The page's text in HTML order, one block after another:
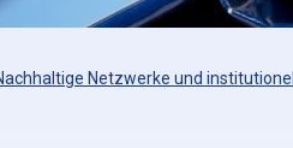
Netzwerke und